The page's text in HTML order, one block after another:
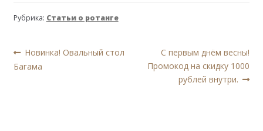
Рубрика: Статьи о ротанге
Навигация
по
Предыдущая
запись:
Новинка! Овальный стол
Багама
Следующая
запись:
С первым днём весны!
Промокод на скидку 1000
рублей внутри.